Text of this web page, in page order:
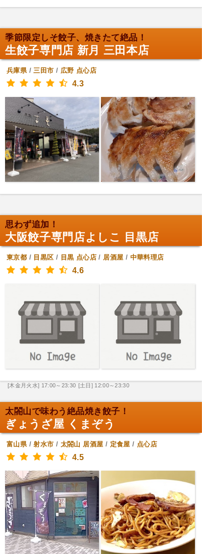
季節限定しそ餃子、焼きたて絶品！
生餃子専門店 新月 三田本店
兵庫県/三田市 / 広野 点心店
4.3
思わず追加！
大阪餃子専門店よしこ 目黒店
東京都 / 目黒区 / 目黒 点心店 / 居酒屋 / 中華料理店
4.6
[木金月火水] 17:00～23:30 [土日] 12:00～23:30
太閤山で味わう絶品焼き餃子！
ぎょうざ屋 くまぞう
富山県/射水市 / 太閤山 居酒屋 / 定食屋 / 点心店
4.5